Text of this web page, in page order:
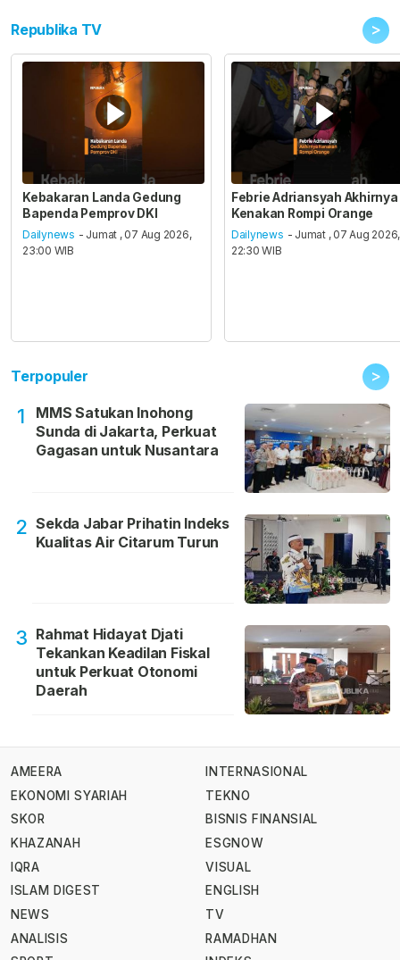
Republika TV >
Kebakaran Landa Gedung
Bapenda Pemprov DKI
Dailynews - Jumat , 07 Aug 2026,
23:00 WIB
Febrie Adriansyah Akhirnya
Kenakan Rompi Orange
Dailynews - Jumat , 07 Aug 2026,
22:30 WIB
Terpopuler >
1
MMS Satukan Inohong
Sunda di Jakarta, Perkuat
Gagasan untuk Nusantara
2 Sekda Jabar Prihatin Indeks
Kualitas Air Citarum Turun
3 Rahmat Hidayat Djati
Tekankan Keadilan Fiskal
untuk Perkuat Otonomi
Daerah
AMEERA
EKONOMI SYARIAH
SKOR
KHAZANAH
IQRA
ISLAM DIGEST
NEWS
ANALISIS
INTERNASIONAL
TEKNO
BISNIS FINANSIAL
ESGNOW
VISUAL
ENGLISH
TV
RAMADHAN